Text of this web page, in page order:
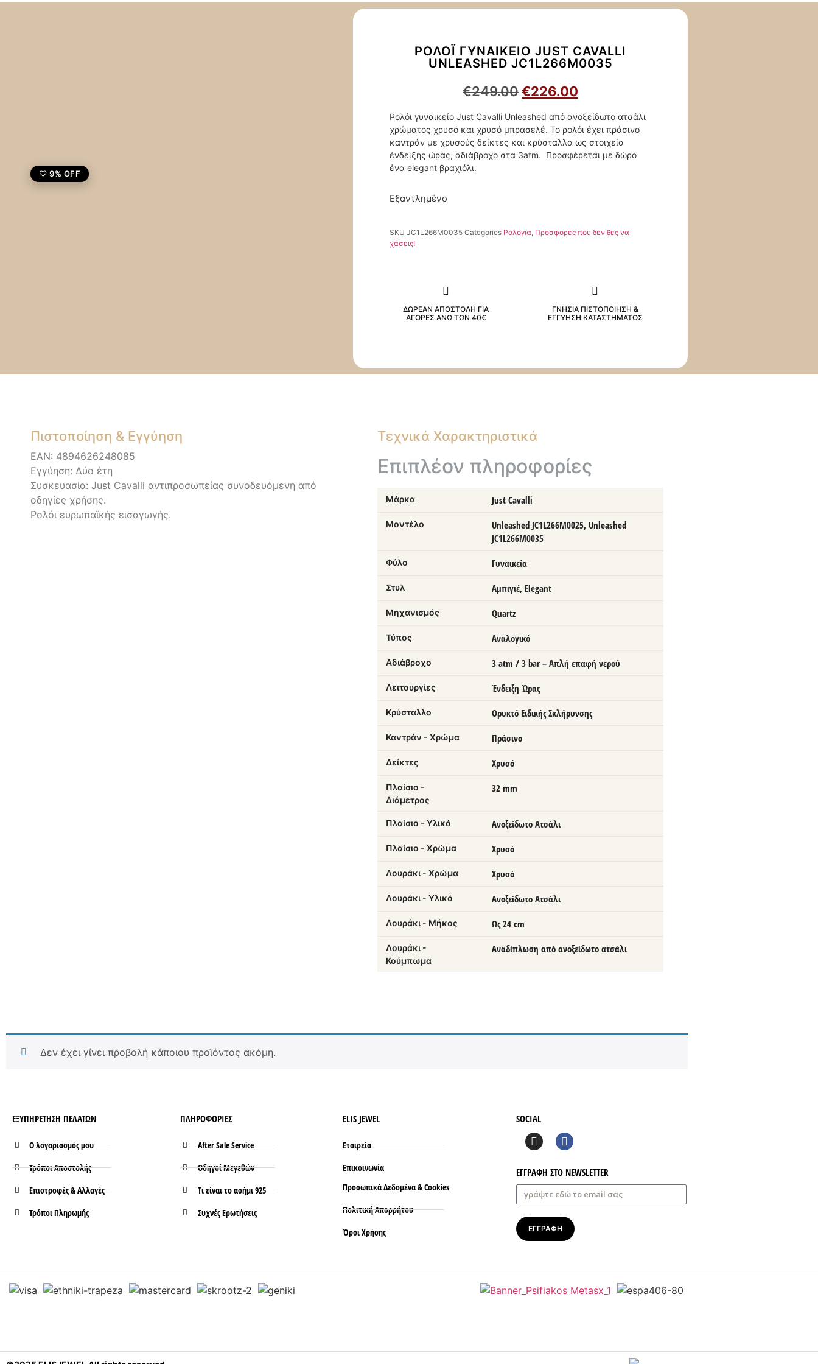
9% OFF
ΡΟΛΌΙ ΓΥΝΑΙΚΕΊΟ JUST CAVALLI
UNLEASHED JC1L266M0035
€249.00€226.00
Ρολόι γυναικείο Just Cavalli Unleashed από ανοξείδωτο ατσάλι
χρώματος χρυσό και χρυσό μπρασελέ. Το ρολόι έχει πράσινο
καντράν με χρυσούς δείκτες και κρύσταλλα ως στοιχεία
ένδειξης ώρας, αδιάβροχο στα 3atm. Προσφέρεται με δώρο
ένα elegant βραχιόλι.
Εξαντλημένο
SKU JC1L266M0035 Categories Ρολόγια Προσφορές που δεν θες να
χάσεις!
ΔΩΡΕΑΝ ΑΠΟΣΤΟΛΗ ΓΙΑ
ΑΓΟΡΕΣ ΑΝΩ ΤΩΝ 40€
ΓΝΗΣΙΑ ΠΙΣΤΟΠΟΙΗΣΗ &
ΕΓΓΥΗΣΗ ΚΑΤΑΣΤΗΜΑΤΟΣ
Πιστοποίηση & Εγγύηση
EAN: 4894626248085
Εγγύηση: Δύο έτη
Συσκευασία: Just Cavalli αντιπροσωπείας συνοδευόμενη από
οδηγίες χρήσης.
Ρολόι ευρωπαϊκής εισαγωγής.
Τεχνικά Χαρακτηριστικά
Επιπλέον πληροφορίες
Μάρκα Just Cavalli
Μοντέλο
Unleashed JC1L266M0025, Unleashed
JC1L266M0035
Φύλο Γυναικεία
Στυλ Αμπιγιέ, Elegant
Μηχανισμός Quartz
Τύπος Αναλογικό
Αδιάβροχο 3 atm / 3 bar – Απλή επαφή νερού
Λειτουργίες Ένδειξη Ώρας
Κρύσταλλο Ορυκτό Ειδικής Σκλήρυνσης
Καντράν - Χρώμα Πράσινο
Δείκτες Χρυσό
Πλαίσιο -
Διάμετρος
32 mm
Πλαίσιο - Υλικό Ανοξείδωτο Ατσάλι
Πλαίσιο - Χρώμα Χρυσό
Λουράκι - Χρώμα Χρυσό
Λουράκι - Υλικό Ανοξείδωτο Ατσάλι
Λουράκι - Μήκος Ως 24 cm
Λουράκι -
Κούμπωμα
Αναδίπλωση από ανοξείδωτο ατσάλι
Δεν έχει γίνει προβολή κάποιου προϊόντος ακόμη.
ΕΞΥΠΗΡΕΤΗΣΗ ΠΕΛΑΤΩΝ
Ο λογαριασμός μου
Τρόποι Aποστολής
Επιστροφές & Αλλαγές
Τρόποι Πληρωμής
ΠΛΗΡΟΦΟΡΙΕΣ
After Sale Service
Οδηγοί Μεγεθών
Τι είναι το ασήμι 925
Συχνές Ερωτήσεις
ELIS JEWEL
Εταιρεία
Επικοινωνία
Προσωπικά Δεδομένα & Cookies
Πολιτική Απορρήτου
Όροι Xρήσης
SOCIAL
ΕΓΓΡΑΦΗ ΣΤΟ NEWSLETTER
ΕΓΓΡΑΦΗ